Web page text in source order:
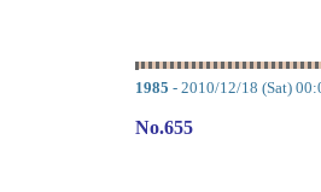
1985 - 2010/12/18 (Sat)
No.655